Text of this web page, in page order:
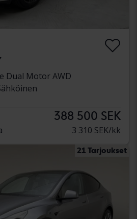
Dual Motor AWD
388 500 SEK
3 310 SEK/kk
21 Tarjoukset